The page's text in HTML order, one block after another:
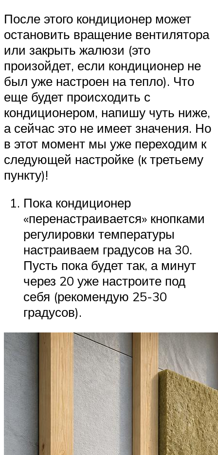
После этого кондиционер может
остановить вращение вентилятора
или закрыть жалюзи (это
произойдет, если кондиционер не
был уже настроен на тепло). Что
еще будет происходить с
кондиционером, напишу чуть ниже,
а сейчас это не имеет значения. Но
в этот момент мы уже переходим к
следующей настройке (к третьему
пункту)!
Пока кондиционер
«перенастраивается» кнопками
регулировки температуры
настраиваем градусов на 30.
Пусть пока будет так, а минут
через 20 уже настроите под
себя (рекомендую 25-30
градусов).